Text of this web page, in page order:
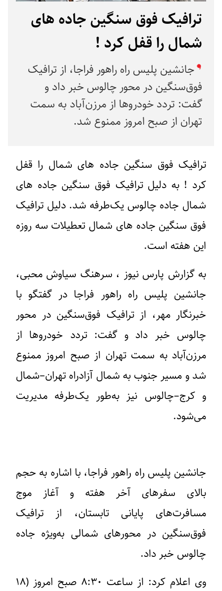
ترافیک فوق‌ سنگین جاده های
شمال را قفل کرد !
جانشین پلیس راه راهور فراجا، از ترافیک
فوق‌سنگین در محور چالوس خبر داد و
گفت: تردد خودروها از مرزن‌آباد به سمت
تهران از صبح امروز ممنوع شد.
ترافیک فوق‌ سنگین جاده های شمال را قفل
کرد ! به دلیلترافیک فوق‌ سنگین جاده های
شمال جاده چالوس یک‌طرفه شد. دلیل ترافیک
فوق‌ سنگین جاده های شمال تعطیلات سه روزه
این هفته است.
به گزارش پارس نیوز ، ​سرهنگ سیاوش محبی،
جانشین پلیس راه راهور فراجا در گفتگو با
خبرنگار مهر، از ترافیک فوق‌سنگین در محور
چالوس خبر داد و گفت: تردد خودروها از
مرزن‌آباد به سمت تهران از صبح امروز ممنوع
شد و مسیر جنوب به شمال آزادراه تهران–شمال
و کرج–چالوس نیز به‌طور یک‌طرفه مدیریت
می‌شود.
جانشین پلیس راه راهور فراجا، با اشاره به حجم
بالای سفرهای آخر هفته و آغاز موج
مسافرت‌های پایانی تابستان، از ترافیک
فوق‌سنگین در محورهای شمالی به‌ویژه جاده
چالوس خبر داد.
وی اعلام کرد: از ساعت ۸:۳۰ صبح امروز (۱۸